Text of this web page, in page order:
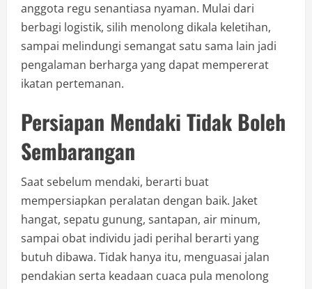
anggota regu senantiasa nyaman. Mulai dari
berbagi logistik, silih menolong dikala keletihan,
sampai melindungi semangat satu sama lain jadi
pengalaman berharga yang dapat mempererat
ikatan pertemanan.
Persiapan Mendaki Tidak Boleh
Sembarangan
Saat sebelum mendaki, berarti buat
mempersiapkan peralatan dengan baik. Jaket
hangat, sepatu gunung, santapan, air minum,
sampai obat individu jadi perihal berarti yang
butuh dibawa. Tidak hanya itu, menguasai jalan
pendakian serta keadaan cuaca pula menolong